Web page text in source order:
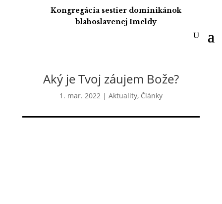
Kongregácia sestier dominikánok
blahoslavenej Imeldy
Aký je Tvoj záujem Bože?
1. mar. 2022| Aktuality, Články